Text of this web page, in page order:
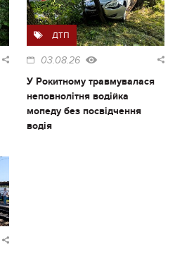
ДТП
03.08.26
У Рокитному травмувалася
неповнолітня водійка
мопеду без посвідчення
водія